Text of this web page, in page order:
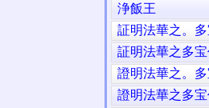
浄飯王
証明法華之。
証明法華之多
證明法華之。
證明法華之多